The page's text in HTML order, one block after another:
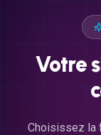
Votre
Choisissez la